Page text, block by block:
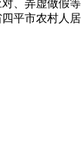
、弄虚做假
平市农村人